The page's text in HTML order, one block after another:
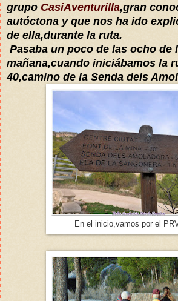
grupo CasiAventurilla,gran
autóctona y que nos ha ido
de ella,durante la ruta.
Pasaba un poco de las ocho de
mañana,cuando iniciábamos la
40,camino de la Senda dels
En el inicio,vamos por el